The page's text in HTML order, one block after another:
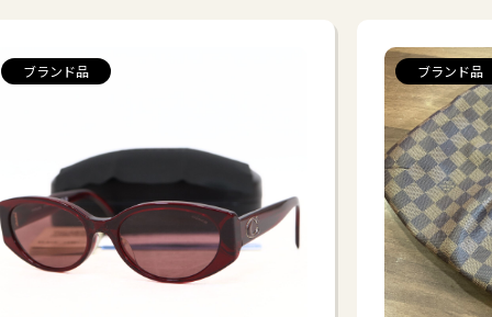
ブランド品 ブランド品